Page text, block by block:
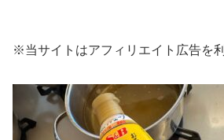
※当サイトはアフィリエイト広告を